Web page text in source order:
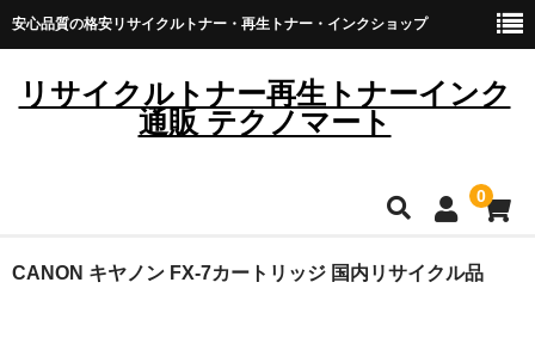
安心品質の格安リサイクルトナー・再生トナー・インクショップ
リサイクルトナー再生トナーインク
通販 テクノマート
0
HOME
CANON キヤノン FX-7カートリッジ 国内リサイクル品